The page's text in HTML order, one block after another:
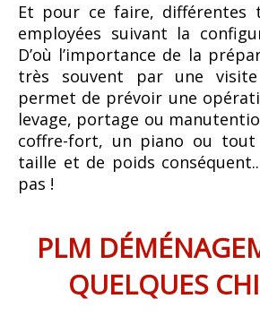
Et pour ce faire, différentes
employées suivant la
D’où l’importance de la
très souvent par une
permet de prévoir une
levage, portage ou
coffre-fort, un piano ou
taille et de poids
pas !
PLM
QUELQUES